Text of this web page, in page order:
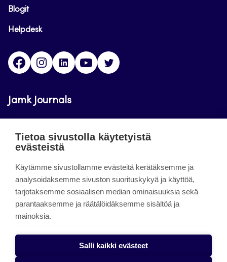
Blogit
Helpdesk
FacebookInstagram
LinkedInYoutube
Jamk Journals
luettavissa. Verkkolehtien tarkoituksena on tukea
innovaatiotoimintaa.
About the site
Jamkin verkkolehdet
Tietoa sivustolla käytetyistä
evästeistä
Käytämme sivustollamme evästeitä kerätäksemme ja
analysoidaksemme sivuston suorituskykyä ja käyttöä,
tarjotaksemme sosiaalisen median ominaisuuksia sekä
parantaaksemme ja räätälöidäksemme sisältöä ja
mainoksia.
Salli kaikki evästeet